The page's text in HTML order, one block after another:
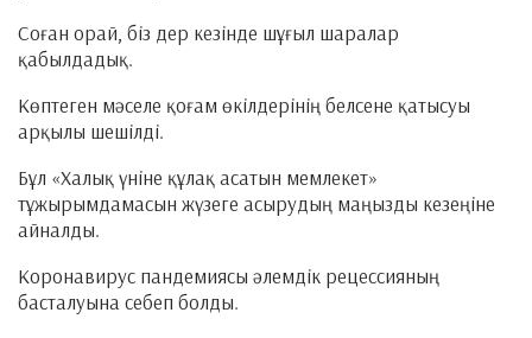
Соған орай, біз дер кезінде шұғыл шаралар
қабылдадық.
Көптеген мәселе қоғам өкілдерінің белсене қатысуы
арқылы шешілді.
Бұл «Халық үніне құлақ асатын мемлекет»
тұжырымдамасын жүзеге асырудың маңызды кезеңіне
айналды.
Коронавирус пандемиясы әлемдік рецессияның
басталуына себеп болды.